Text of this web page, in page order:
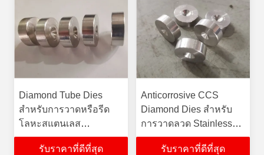
Diamond Tube Dies
สำหรับการวาดหรือรีด
โลหะสแตนเลส
0.0599Mm
รับราคาที่ดีที่สุด
Anticorrosive CCS
Diamond Dies สำหรับ
การวาดลวด Stainless
Steel
รับราคาที่ดีที่สุด